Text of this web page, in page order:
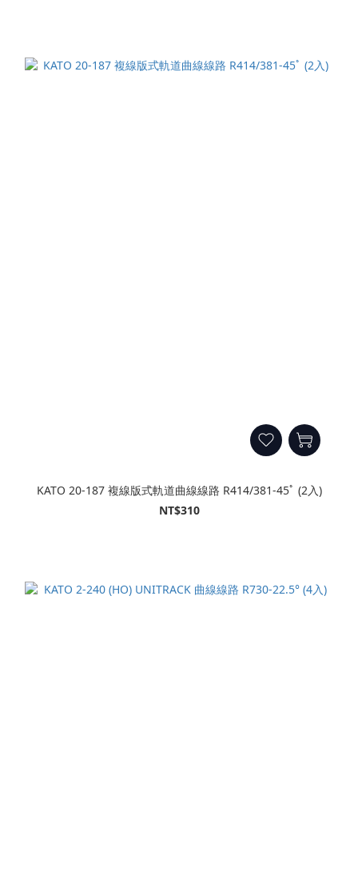
KATO 20-187 複線版式軌道曲線線路 R414/381-45ﾟ (2入)
NT$310